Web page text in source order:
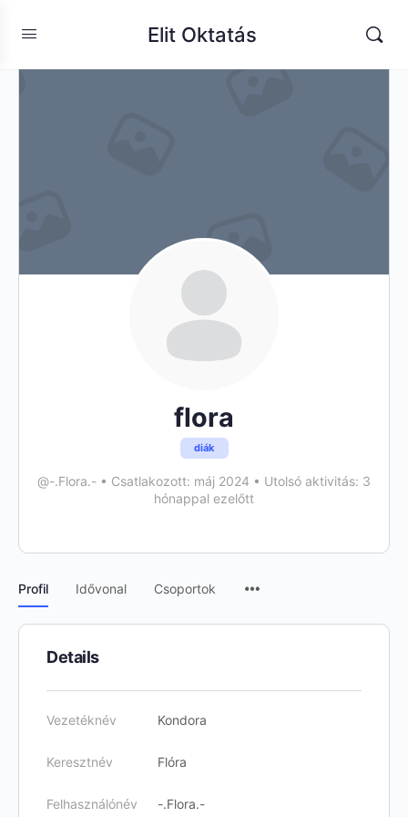
Elit Oktatás
flora
diák
@-.Flora.- • Csatlakozott: máj 2024 • Utolsó aktivitás: 3
hónappal ezelőtt
Profil Idővonal Csoportok
Details
Vezetéknév Kondora
Keresztnév Flóra
Felhasználónév -.Flora.-